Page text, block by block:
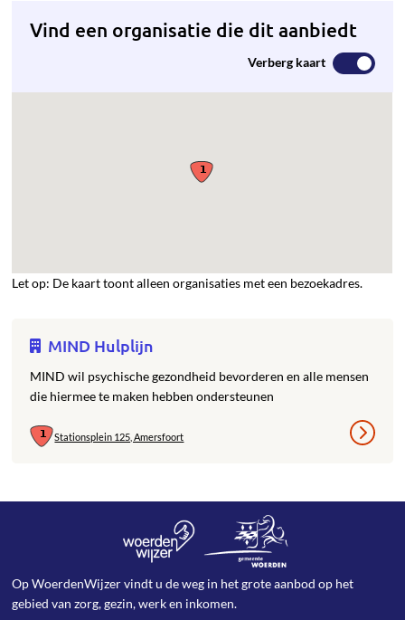
Vind een organisatie die dit aanbiedt
Verberg kaart
Let op: De kaart toont alleen organisaties met een bezoekadres.
MIND Hulplijn
MIND wil psychische gezondheid bevorderen en alle mensen
die hiermee te maken hebben ondersteunen
Stationsplein 125, Amersfoort
Op WoerdenWijzer vindt u de weg in het grote aanbod op het
gebied van zorg, gezin, werk en inkomen.